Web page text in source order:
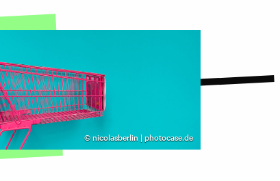
© nicolasberlin | photocase.de